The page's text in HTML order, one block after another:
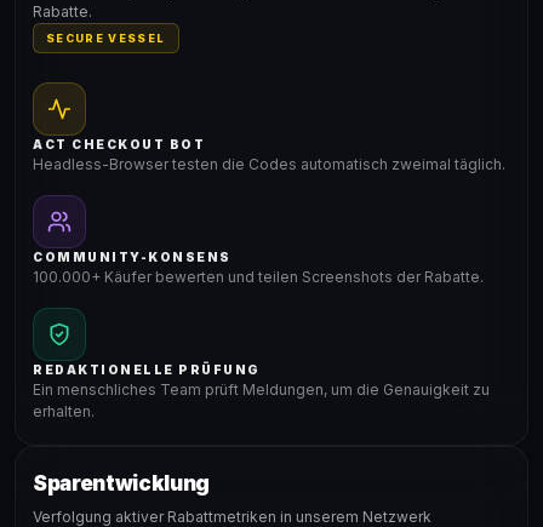
Rabatte.
SECURE VESSEL
ACT CHECKOUT BOT
Headless-Browser testen die Codes automatisch zweimal täglich.
COMMUNITY-KONSENS
100.000+ Käufer bewerten und teilen Screenshots der Rabatte.
REDAKTIONELLE PRÜFUNG
Ein menschliches Team prüft Meldungen, um die Genauigkeit zu
erhalten.
Sparentwicklung
Verfolgung aktiver Rabattmetriken in unserem Netzwerk